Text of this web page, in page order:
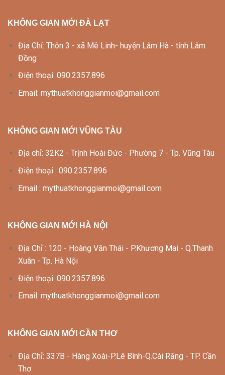
KHÔNG GIAN MỚI ĐÀ LẠT
Địa Chỉ: Thôn 3 - xã Mê Linh- huyện Lâm Hà - tỉnh Lâm
Đồng
Điện thoại: 090.2357.896
Email: mythuatkhonggianmoi@gmail.com
KHÔNG GIAN MỚI VŨNG TÀU
Địa chỉ: 32K2 - Trịnh Hoài Đức - Phường 7 - Tp. Vũng Tàu
Điện thoại : 090.2357.896
Email : mythuatkhonggianmoi@gmail.com
KHÔNG GIAN MỚI HÀ NỘI
Địa Chỉ : 120 - Hoàng Văn Thái - P.Khương Mai - Q.Thanh
Xuân - Tp. Hà Nội
Điện thoại: 090.2357.896
Email: mythuatkhonggianmoi@gmail.com
KHÔNG GIAN MỚI CẦN THƠ
Địa Chỉ: 337B - Hàng Xoài-P.Lê Bình-Q.Cái Răng - TP. Cần
Thơ